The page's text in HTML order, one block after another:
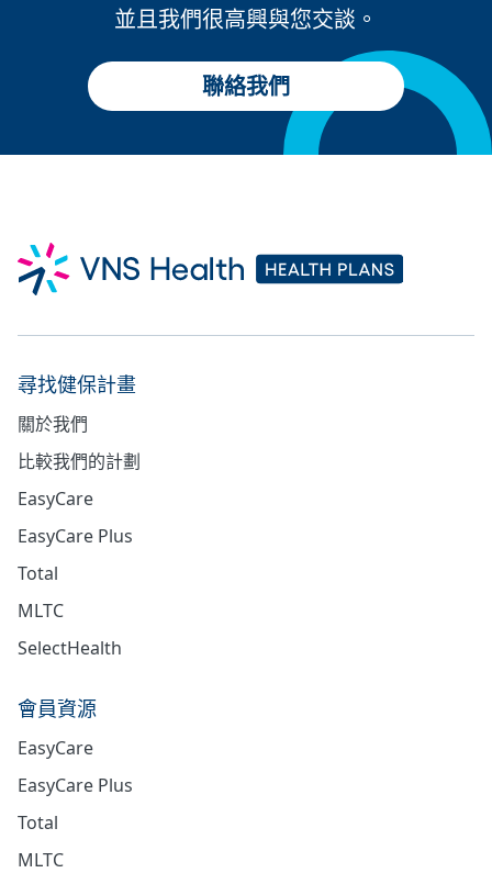
並且我們很高興與您交談。
聯絡我們
尋找健保計畫
關於我們
比較我們的計劃
EasyCare
EasyCare Plus
Total
MLTC
SelectHealth
會員資源
EasyCare
EasyCare Plus
Total
MLTC